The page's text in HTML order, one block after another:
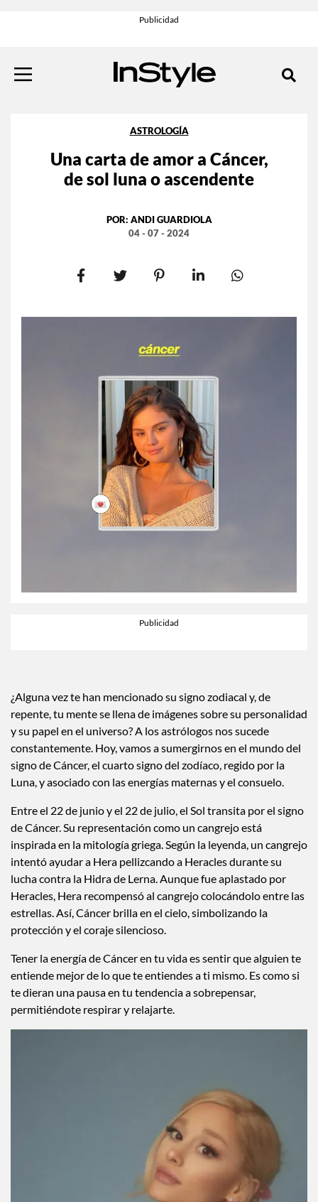
ASTROLOGÍA
Una carta de amor a Cáncer,
de sol luna o ascendente
POR: ANDI GUARDIOLA
04 - 07 - 2024
¿Alguna vez te han mencionado su signo zodiacal y, de
repente, tu mente se llena de imágenes sobre su personalidad
y su papel en el universo? A los astrólogos nos sucede
constantemente. Hoy, vamos a sumergirnos en el mundo del
signo de Cáncer, el cuarto signo del zodíaco, regido por la
Entre el 22 de junio y el 22 de julio, el Sol transita por el signo
de Cáncer. Su representación como un cangrejo está
inspirada en la mitología griega. Según la leyenda, un cangrejo
intentó ayudar a Hera pellizcando a Heracles durante su
lucha contra la Hidra de Lerna. Aunque fue aplastado por
Heracles, Hera recompensó al cangrejo colocándolo entre las
estrellas. Así, Cáncer brilla en el cielo, simbolizando la
Tener la energía de Cáncer en tu vida es sentir que alguien te
entiende mejor de lo que te entiendes a ti mismo. Es como si
te dieran una pausa en tu tendencia a sobrepensar,